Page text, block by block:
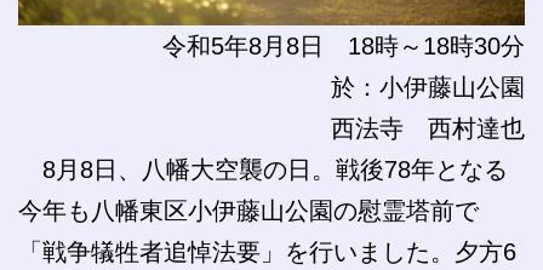
令和5年8月8日 18時～18時30分
於：小伊藤山公園
西法寺 西村達也
8月8日、八幡大空襲の日。戦後78年となる
今年も八幡東区小伊藤山公園の慰霊塔前で
「戦争犠牲者追悼法要」を行いました。夕方6